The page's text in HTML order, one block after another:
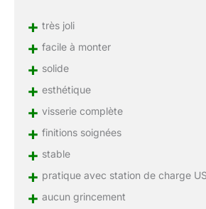
+ très joli
+ facile à monter
+ solide
+ esthétique
+ visserie complète
+ finitions soignées
+ stable
+ pratique avec station de charge
+ aucun grincement